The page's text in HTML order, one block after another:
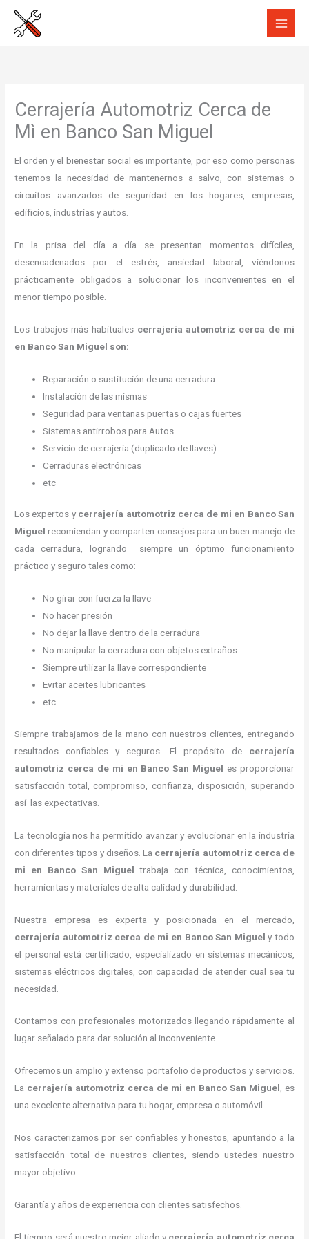
Cerrajería Automotriz Cerca de
Mì en Banco San Miguel
El orden y el bienestar social es importante, por eso como personas
tenemos la necesidad de mantenernos a salvo, con sistemas o
circuitos avanzados de seguridad en los hogares, empresas,
edificios, industrias y autos.
En la prisa del día a día se presentan momentos difíciles,
desencadenados por el estrés, ansiedad laboral, viéndonos
prácticamente obligados a solucionar los inconvenientes en el
menor tiempo posible.
Los trabajos más habituales cerrajería automotriz cerca de mi
en Banco San Miguel son:
Reparación o sustitución de una cerradura
Instalación de las mismas
Seguridad para ventanas puertas o cajas fuertes
Sistemas antirrobos para Autos
Servicio de cerrajería (duplicado de llaves)
Cerraduras electrónicas
etc
Los expertos y cerrajería automotriz cerca de mi en Banco San
Miguel recomiendan y comparten consejos para un buen manejo de
cada cerradura, logrando siempre un óptimo funcionamiento
práctico y seguro tales como:
No girar con fuerza la llave
No hacer presión
No dejar la llave dentro de la cerradura
No manipular la cerradura con objetos extraños
Siempre utilizar la llave correspondiente
Evitar aceites lubricantes
etc.
Siempre trabajamos de la mano con nuestros clientes, entregando
resultados confiables y seguros. El propósito de cerrajería
automotriz cerca de mi en Banco San Miguel es proporcionar
satisfacción total, compromiso, confianza, disposición, superando
así las expectativas.
La tecnología nos ha permitido avanzar y evolucionar en la industria
con diferentes tipos y diseños. La cerrajería automotriz cerca de
mi en Banco San Miguel trabaja con técnica, conocimientos,
herramientas y materiales de alta calidad y durabilidad.
Nuestra empresa es experta y posicionada en el mercado,
cerrajería automotriz cerca de mi en Banco San Miguel y todo
el personal está certificado, especializado en sistemas mecánicos,
sistemas eléctricos digitales, con capacidad de atender cual sea tu
necesidad.
Contamos con profesionales motorizados llegando rápidamente al
lugar señalado para dar solución al inconveniente.
Ofrecemos un amplio y extenso portafolio de productos y servicios.
La cerrajería automotriz cerca de mi en Banco San Miguel, es
una excelente alternativa para tu hogar, empresa o automóvil.
Nos caracterizamos por ser confiables y honestos, apuntando a la
satisfacción total de nuestros clientes, siendo ustedes nuestro
mayor objetivo.
Garantía y años de experiencia con clientes satisfechos.